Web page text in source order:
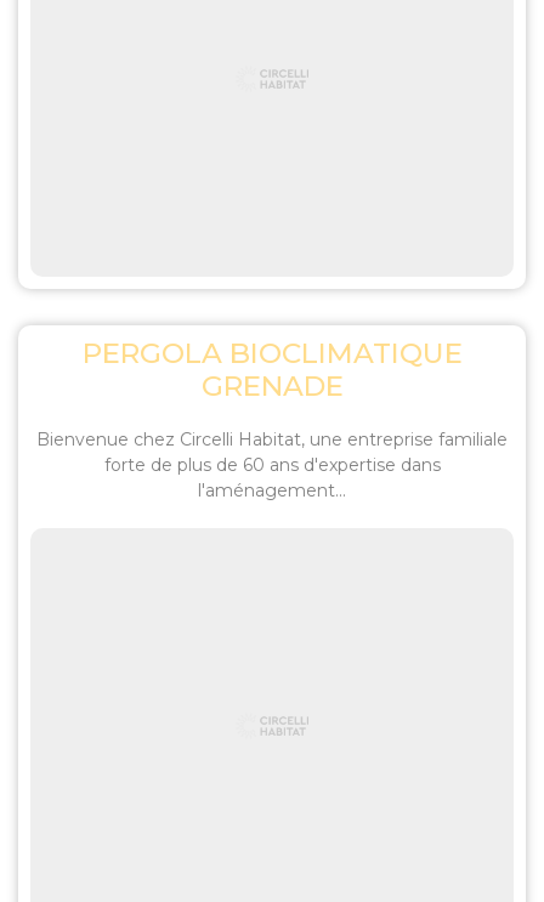
PERGOLA BIOCLIMATIQUE
GRENADE
Bienvenue chez Circelli Habitat, une entreprise familiale
forte de plus de 60 ans d'expertise dans
l'aménagement...